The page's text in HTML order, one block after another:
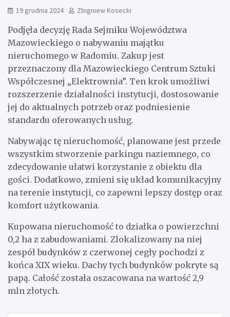
19 grudnia 2024 Zbigniew Kosecki
Podjęła decyzję Rada Sejmiku Województwa
Mazowieckiego o nabywaniu majątku
nieruchomego w Radomiu. Zakup jest
przeznaczony dla Mazowieckiego Centrum Sztuki
Współczesnej „Elektrownia”. Ten krok umożliwi
rozszerzenie działalności instytucji, dostosowanie
jej do aktualnych potrzeb oraz podniesienie
standardu oferowanych usług.
Nabywając tę nieruchomość, planowane jest przede
wszystkim stworzenie parkingu naziemnego, co
zdecydowanie ułatwi korzystanie z obiektu dla
gości. Dodatkowo, zmieni się układ komunikacyjny
na terenie instytucji, co zapewni lepszy dostęp oraz
komfort użytkowania.
Kupowana nieruchomość to działka o powierzchni
0,2 ha z zabudowaniami. Zlokalizowany na niej
zespół budynków z czerwonej cegły pochodzi z
końca XIX wieku. Dachy tych budynków pokryte są
papą. Całość została oszacowana na wartość 2,9
mln złotych.